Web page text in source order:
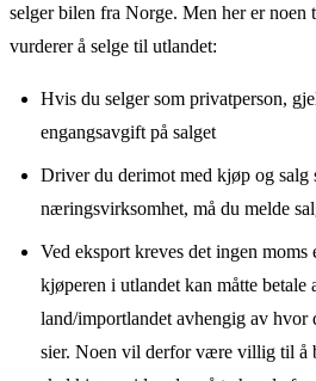
selger bilen fra Norge. Men her er noen
vurderer å selge til utlandet:
Hvis du selger som privatperson,
engangsavgift på salget
Driver du derimot med kjøp og salg
næringsvirksomhet, må du melde
Ved eksport kreves det ingen moms
kjøperen i utlandet kan måtte betale
land/importlandet avhengig av hvor
sier. Noen vil derfor være villig til å